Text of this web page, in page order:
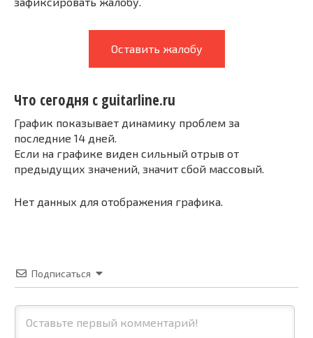
Оставить жалобу
Что сегодня с guitarline.ru
График показывает динамику проблем за
последние 14 дней.
Если на графике виден сильный отрыв от
предыдущих значений, значит сбой массовый.
Нет данных для отображения графика.
Подписаться